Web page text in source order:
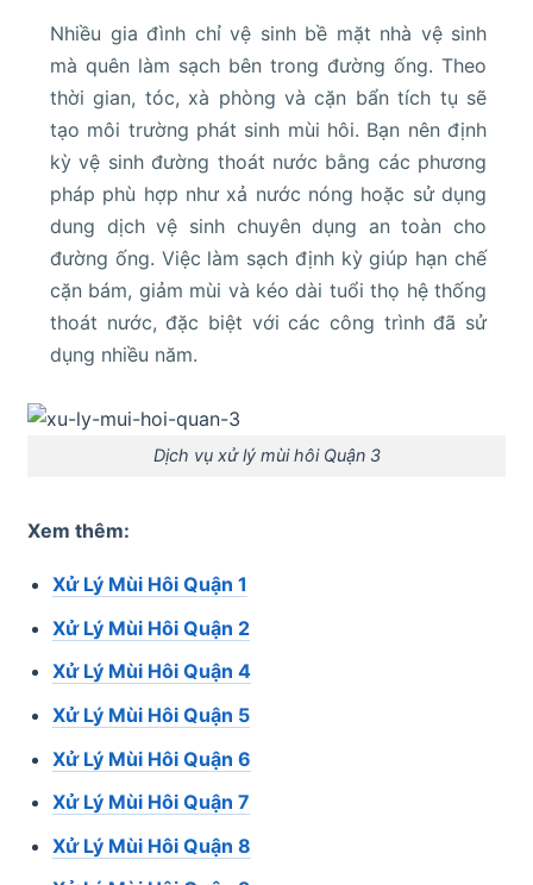
Nhiều gia đình chỉ vệ sinh bề mặt nhà vệ sinh
mà quên làm sạch bên trong đường ống. Theo
thời gian, tóc, xà phòng và cặn bẩn tích tụ sẽ
tạo môi trường phát sinh mùi hôi. Bạn nên định
kỳ vệ sinh đường thoát nước bằng các phương
pháp phù hợp như xả nước nóng hoặc sử dụng
dung dịch vệ sinh chuyên dụng an toàn cho
đường ống. Việc làm sạch định kỳ giúp hạn chế
cặn bám, giảm mùi và kéo dài tuổi thọ hệ thống
thoát nước, đặc biệt với các công trình đã sử
dụng nhiều năm.
Dịch vụ xử lý mùi hôi Quận 3
Xem thêm:
Xử Lý Mùi Hôi Quận 1
Xử Lý Mùi Hôi Quận 2
Xử Lý Mùi Hôi Quận 4
Xử Lý Mùi Hôi Quận 5
Xử Lý Mùi Hôi Quận 6
Xử Lý Mùi Hôi Quận 7
Xử Lý Mùi Hôi Quận 8